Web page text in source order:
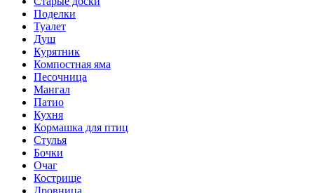
Поделки
Туалет
Душ
Курятник
Компостная яма
Песочница
Мангал
Патио
Кухня
Кормашка для птиц
Стулья
Бочки
Очаг
Кострище